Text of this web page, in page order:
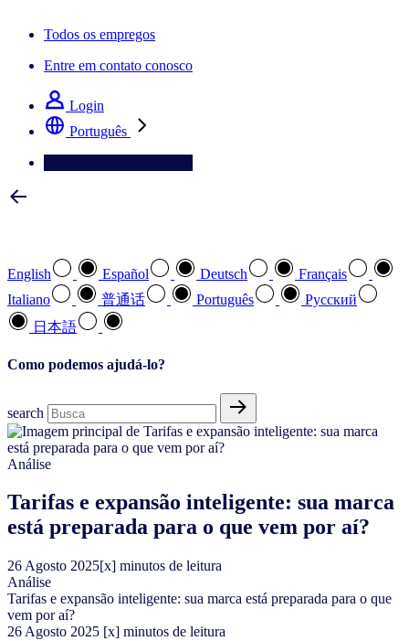
Todos os empregos
Entre em contato conosco
Login
Português
English Español Deutsch
Français
Italiano
普通话 Português
Pусский
日本語
Como podemos ajudá-lo?
search
Análise
Tarifas e expansão inteligente: sua marca
está preparada para o que vem por aí?
26 Agosto 2025[x] minutos de leitura
Análise
Tarifas e expansão inteligente: sua marca está preparada para o que
vem por aí?
26 Agosto 2025 [x] minutos de leitura